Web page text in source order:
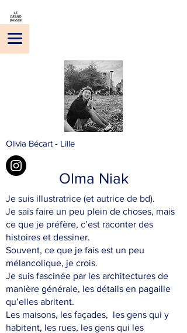
Olivia Bécart - Lille
Olma Niak
Je suis illustratrice (et autrice de bd).
Je sais faire un peu plein de choses, mais
ce que je préfère, c’est raconter des
histoires et dessiner.
Souvent, ce que je fais est un peu
mélancolique, je crois.
Je suis fascinée par les architectures de
manière générale, les détails en pagaille
qu’elles abritent.
Les maisons, les façades, les gens qui y
habitent, les rues, les gens qui les